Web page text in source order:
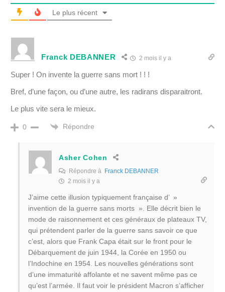
Le plus récent
Franck DEBANNER 2 mois il y a
Super ! On invente la guerre sans mort ! ! !
Bref, d’une façon, ou d’une autre, les radirans disparaitront.
Le plus vite sera le mieux.
0 Répondre
Asher Cohen
Répondre à Franck DEBANNER
2 mois il y a
J’aime cette illusion typiquement française d’ »
invention de la guerre sans morts ». Elle décrit bien le
mode de raisonnement et ces généraux de plateaux TV,
qui prétendent parler de la guerre sans savoir ce que
c’est, alors que Frank Capa était sur le front pour le
Débarquement de juin 1944, la Corée en 1950 ou
l’Indochine en 1954. Les nouvelles générations sont
d’une immaturité affolante et ne savent même pas ce
qu’est l’armée. Il faut voir le président Macron s’afficher